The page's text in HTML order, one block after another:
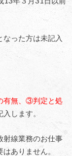
った方は未記入
有無、③判定と処
します。
射線業務のお仕事
ありません。